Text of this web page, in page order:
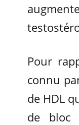
Pour
connu
de HDL
de bloc